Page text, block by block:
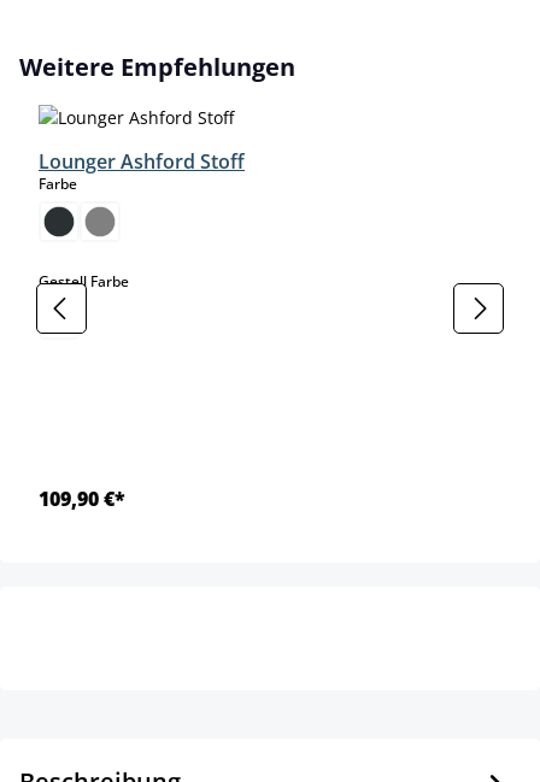
Produktgalerie überspringen
Weitere Empfehlungen
Lounger Ashford Stoff
Farbeauswählen
Gestell Farbeauswählen
109,90 €*